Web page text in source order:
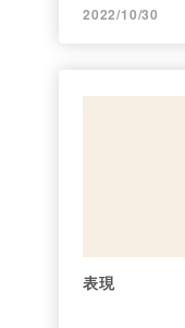
2022/10/30
表現